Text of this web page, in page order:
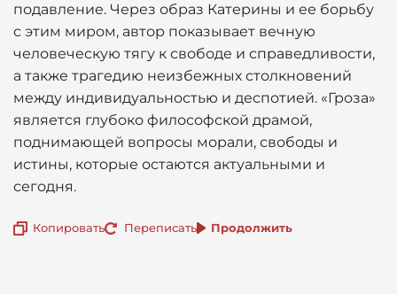
подавление. Через образ Катерины и ее борьбу
с этим миром, автор показывает вечную
человеческую тягу к свободе и справедливости,
а также трагедию неизбежных столкновений
между индивидуальностью и деспотией. «Гроза»
является глубоко философской драмой,
поднимающей вопросы морали, свободы и
истины, которые остаются актуальными и
сегодня.
Копировать Переписать Продолжить